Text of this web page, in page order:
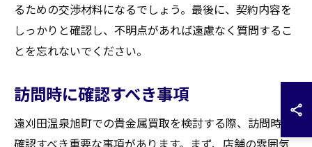
るための交渉材料になるでしょう。最後に、契約内容を
しっかりと確認し、不明点があれば遠慮なく質問するこ
とを忘れないでください。
訪問時に確認すべき事項
遠刈田温泉旭町での貴金属買取を検討する際、訪問時に